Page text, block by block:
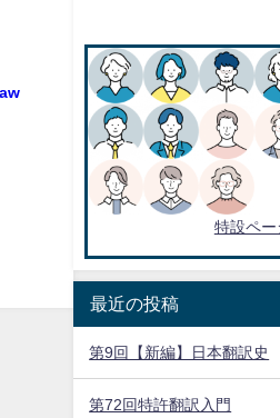
特設ペ
最近の投稿
第9回【新編】日本翻訳史
第72回特許翻訳入門